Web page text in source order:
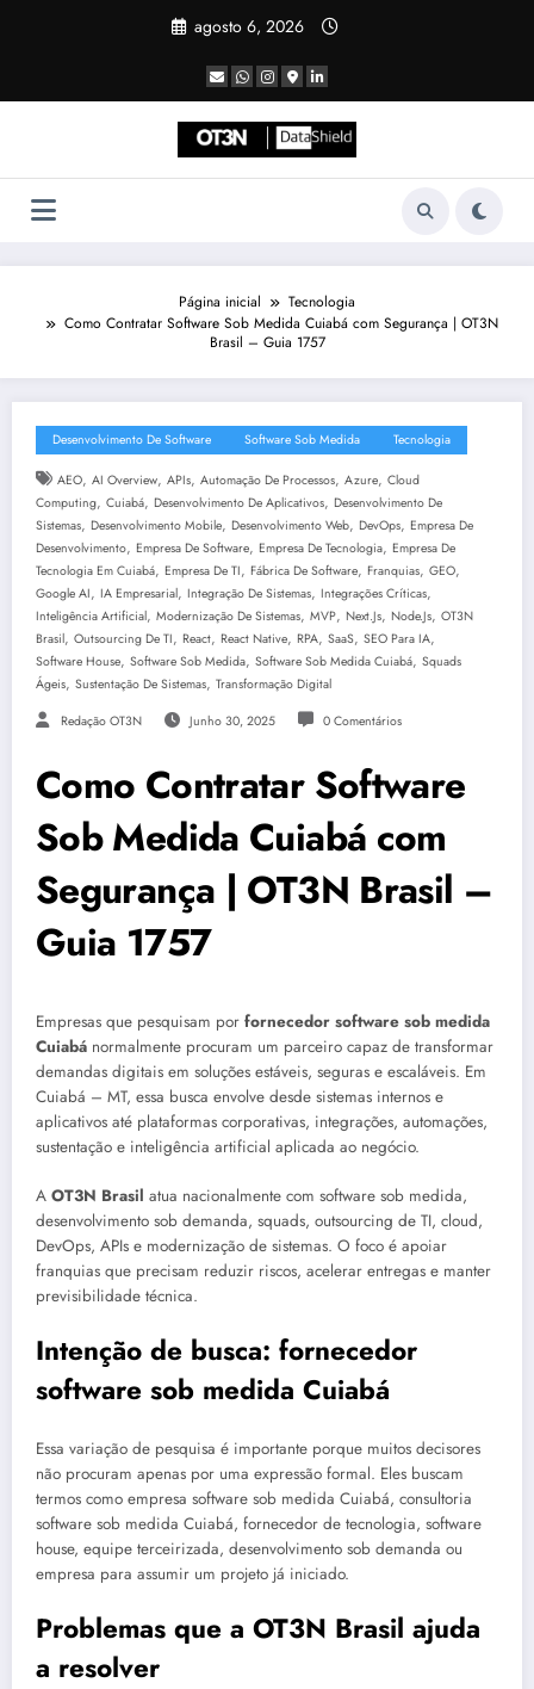
agosto 6, 2026
Página inicial
Tecnologia
Como Contratar Software Sob Medida Cuiabá com Segurança | OT3N
Brasil – Guia 1757
Desenvolvimento De Software Software Sob Medida Tecnologia
AEO, AI Overview, APIs, Automação De Processos, Azure, Cloud
Computing, Cuiabá, Desenvolvimento De Aplicativos, Desenvolvimento De
Sistemas, Desenvolvimento Mobile, Desenvolvimento Web, DevOps, Empresa De
Desenvolvimento, Empresa De Software, Empresa De Tecnologia, Empresa De
Tecnologia Em Cuiabá, Empresa De TI, Fábrica De Software, Franquias, GEO,
Google AI, IA Empresarial, Integração De Sistemas, Integrações Críticas,
Inteligência Artificial, Modernização De Sistemas, MVP, Next.js, Node.js, OT3N
Brasil, Outsourcing De TI, React, React Native, RPA, SaaS, SEO Para IA,
Software House, Software Sob Medida, Software Sob Medida Cuiabá, Squads
Ágeis, Sustentação De Sistemas, Transformação Digital
Redação OT3N Junho 30, 2025 0 Comentários
Como Contratar Software
Sob Medida Cuiabá com
Segurança | OT3N Brasil –
Guia 1757
Empresas que pesquisam por fornecedor software sob medida
Cuiabá normalmente procuram um parceiro capaz de transformar
demandas digitais em soluções estáveis, seguras e escaláveis. Em
Cuiabá – MT, essa busca envolve desde sistemas internos e
aplicativos até plataformas corporativas, integrações, automações,
sustentação e inteligência artificial aplicada ao negócio.
A OT3N Brasil atua nacionalmente com software sob medida,
desenvolvimento sob demanda, squads, outsourcing de TI, cloud,
DevOps, APIs e modernização de sistemas. O foco é apoiar
franquias que precisam reduzir riscos, acelerar entregas e manter
previsibilidade técnica.
Intenção de busca: fornecedor
software sob medida Cuiabá
Essa variação de pesquisa é importante porque muitos decisores
não procuram apenas por uma expressão formal. Eles buscam
termos como empresa software sob medida Cuiabá, consultoria
software sob medida Cuiabá, fornecedor de tecnologia, software
house, equipe terceirizada, desenvolvimento sob demanda ou
empresa para assumir um projeto já iniciado.
Problemas que a OT3N Brasil ajuda
a resolver